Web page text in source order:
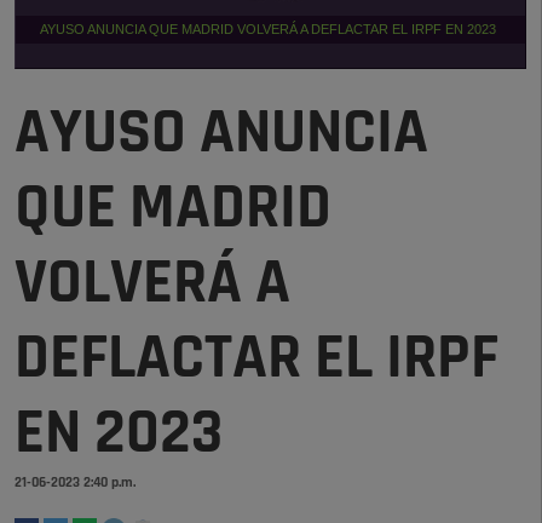
AYUSO ANUNCIA QUE MADRID VOLVERÁ A DEFLACTAR EL IRPF EN 2023
AYUSO ANUNCIA
QUE MADRID
VOLVERÁ A
DEFLACTAR EL IRPF
EN 2023
21-06-2023 2:40 p.m.